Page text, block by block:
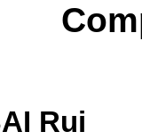
Rui